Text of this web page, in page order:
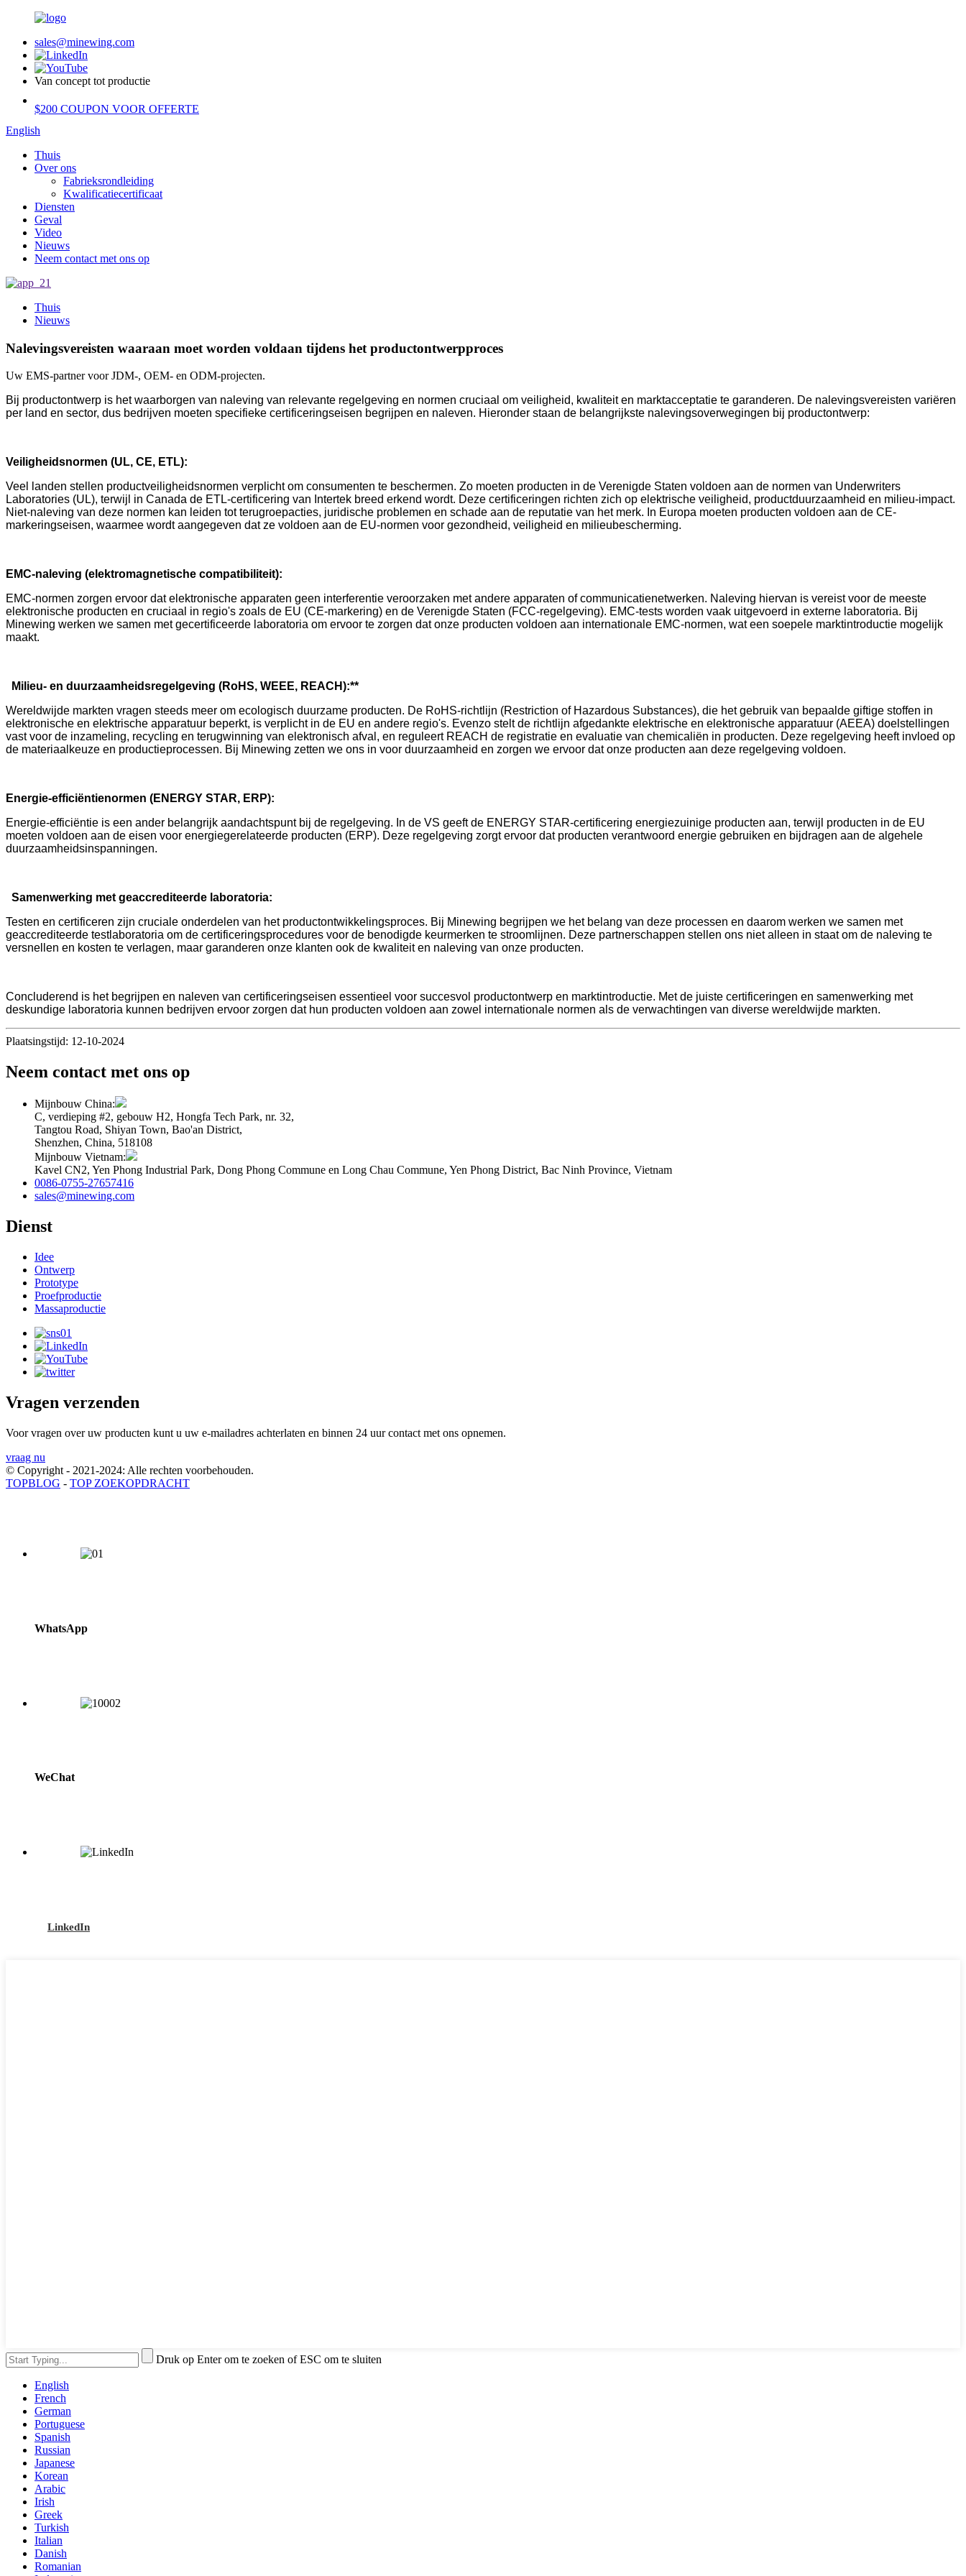
sales@minewing.com
Van concept tot productie
$200 COUPON VOOR OFFERTE
English
Thuis
Over ons
Fabrieksrondleiding
Kwalificatiecertificaat
Diensten
Geval
Video
Nieuws
Neem contact met ons op
Thuis
Nieuws
Nalevingsvereisten waaraan moet worden voldaan tijdens het productontwerpproces
Uw EMS-partner voor JDM-, OEM- en ODM-projecten.
Bij productontwerp is het waarborgen van naleving van relevante regelgeving en normen cruciaal om veiligheid, kwaliteit en marktacceptatie te garanderen. De nalevingsvereisten variëren
per land en sector, dus bedrijven moeten specifieke certificeringseisen begrijpen en naleven. Hieronder staan de belangrijkste nalevingsoverwegingen bij productontwerp:
Veiligheidsnormen (UL, CE, ETL):
Veel landen stellen productveiligheidsnormen verplicht om consumenten te beschermen. Zo moeten producten in de Verenigde Staten voldoen aan de normen van Underwriters
Laboratories (UL), terwijl in Canada de ETL-certificering van Intertek breed erkend wordt. Deze certificeringen richten zich op elektrische veiligheid, productduurzaamheid en milieu-impact.
Niet-naleving van deze normen kan leiden tot terugroepacties, juridische problemen en schade aan de reputatie van het merk. In Europa moeten producten voldoen aan de CE-
markeringseisen, waarmee wordt aangegeven dat ze voldoen aan de EU-normen voor gezondheid, veiligheid en milieubescherming.
EMC-naleving (elektromagnetische compatibiliteit):
EMC-normen zorgen ervoor dat elektronische apparaten geen interferentie veroorzaken met andere apparaten of communicatienetwerken. Naleving hiervan is vereist voor de meeste
elektronische producten en cruciaal in regio's zoals de EU (CE-markering) en de Verenigde Staten (FCC-regelgeving). EMC-tests worden vaak uitgevoerd in externe laboratoria. Bij
Minewing werken we samen met gecertificeerde laboratoria om ervoor te zorgen dat onze producten voldoen aan internationale EMC-normen, wat een soepele marktintroductie mogelijk
maakt.
Milieu- en duurzaamheidsregelgeving (RoHS, WEEE, REACH):**
Wereldwijde markten vragen steeds meer om ecologisch duurzame producten. De RoHS-richtlijn (Restriction of Hazardous Substances), die het gebruik van bepaalde giftige stoffen in
elektronische en elektrische apparatuur beperkt, is verplicht in de EU en andere regio's. Evenzo stelt de richtlijn afgedankte elektrische en elektronische apparatuur (AEEA) doelstellingen
vast voor de inzameling, recycling en terugwinning van elektronisch afval, en reguleert REACH de registratie en evaluatie van chemicaliën in producten. Deze regelgeving heeft invloed op
de materiaalkeuze en productieprocessen. Bij Minewing zetten we ons in voor duurzaamheid en zorgen we ervoor dat onze producten aan deze regelgeving voldoen.
Energie-efficiëntienormen (ENERGY STAR, ERP):
Energie-efficiëntie is een ander belangrijk aandachtspunt bij de regelgeving. In de VS geeft de ENERGY STAR-certificering energiezuinige producten aan, terwijl producten in de EU
moeten voldoen aan de eisen voor energiegerelateerde producten (ERP). Deze regelgeving zorgt ervoor dat producten verantwoord energie gebruiken en bijdragen aan de algehele
duurzaamheidsinspanningen.
Samenwerking met geaccrediteerde laboratoria:
Testen en certificeren zijn cruciale onderdelen van het productontwikkelingsproces. Bij Minewing begrijpen we het belang van deze processen en daarom werken we samen met
geaccrediteerde testlaboratoria om de certificeringsprocedures voor de benodigde keurmerken te stroomlijnen. Deze partnerschappen stellen ons niet alleen in staat om de naleving te
versnellen en kosten te verlagen, maar garanderen onze klanten ook de kwaliteit en naleving van onze producten.
Concluderend is het begrijpen en naleven van certificeringseisen essentieel voor succesvol productontwerp en marktintroductie. Met de juiste certificeringen en samenwerking met
deskundige laboratoria kunnen bedrijven ervoor zorgen dat hun producten voldoen aan zowel internationale normen als de verwachtingen van diverse wereldwijde markten.
Plaatsingstijd: 12-10-2024
Neem contact met ons op
Mijnbouw China:
C, verdieping #2, gebouw H2, Hongfa Tech Park, nr. 32,
Tangtou Road, Shiyan Town, Bao'an District,
Shenzhen, China, 518108
Mijnbouw Vietnam:
Kavel CN2, Yen Phong Industrial Park, Dong Phong Commune en Long Chau Commune, Yen Phong District, Bac Ninh Province, Vietnam
0086-0755-27657416
sales@minewing.com
Dienst
Idee
Ontwerp
Prototype
Proefproductie
Massaproductie
Vragen verzenden
Voor vragen over uw producten kunt u uw e-mailadres achterlaten en binnen 24 uur contact met ons opnemen.
vraag nu
© Copyright - 2021-2024: Alle rechten voorbehouden.
TOPBLOG - TOP ZOEKOPDRACHT
WhatsApp
WeChat
LinkedIn
Druk op Enter om te zoeken of ESC om te sluiten
English
French
German
Portuguese
Spanish
Russian
Japanese
Korean
Arabic
Irish
Greek
Turkish
Italian
Danish
Romanian